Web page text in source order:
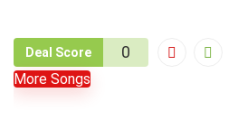
Deal Score 0
More Songs